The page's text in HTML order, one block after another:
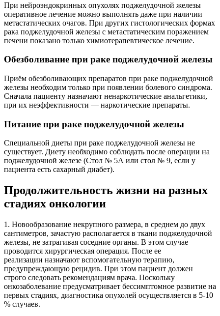
При нейроэндокринных опухолях поджелудочной железы
оперативное лечение можно выполнять даже при наличии
метастатических очагов. При других гистологических формах
рака поджелудочной железы с метастатическим поражением
печени показано только химиотерапевтическое лечение.
Обезболивание при раке поджелудочной железы
Приём обезболивающих препаратов при раке поджелудочной
железы необходим только при появлении болевого синдрома.
Сначала пациенту назначают ненаркотические анальгетики,
при их неэффективности — наркотические препараты.
Питание при раке поджелудочной железы
Специальной диеты при раке поджелудочной железы не
существует. Диету необходимо соблюдать после операции на
поджелудочной железе (Стол № 5А или стол № 9, если у
пациента есть сахарный диабет).
Продолжительность жизни на разных
стадиях онкологии
1. Новообразование некрупного размера, в среднем до двух
сантиметров, зачастую располагается в ткани поджелудочной
железы, не затрагивая соседние органы. В этом случае
проводится хирургическая операция. После ее
реализации назначают вспомогательную терапию,
предупреждающую рецидив. При этом пациент должен
строго следовать рекомендациям врача. Поскольку
онкозаболевание предусматривает бессимптомное развитие на
первых стадиях, диагностика опухолей осуществляется в 5-10
% случаев.